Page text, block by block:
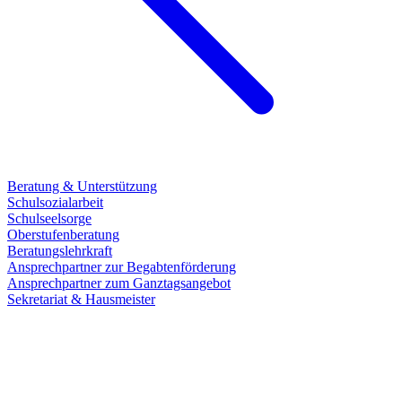
Beratung & Unterstützung
Schulsozialarbeit
Schulseelsorge
Oberstufenberatung
Beratungslehrkraft
Ansprechpartner zur Begabtenförderung
Ansprechpartner zum Ganztagsangebot
Sekretariat & Hausmeister